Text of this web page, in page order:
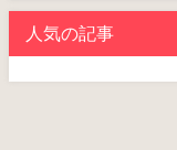
人気の記事